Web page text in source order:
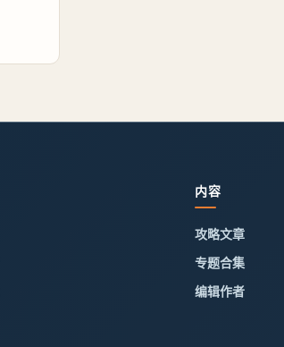
内容
攻略文章
专题合集
编辑作者